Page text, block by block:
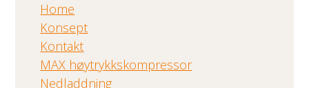
Home
Konsept
Kontakt
MAX høytrykkskompressor
Nedladdning